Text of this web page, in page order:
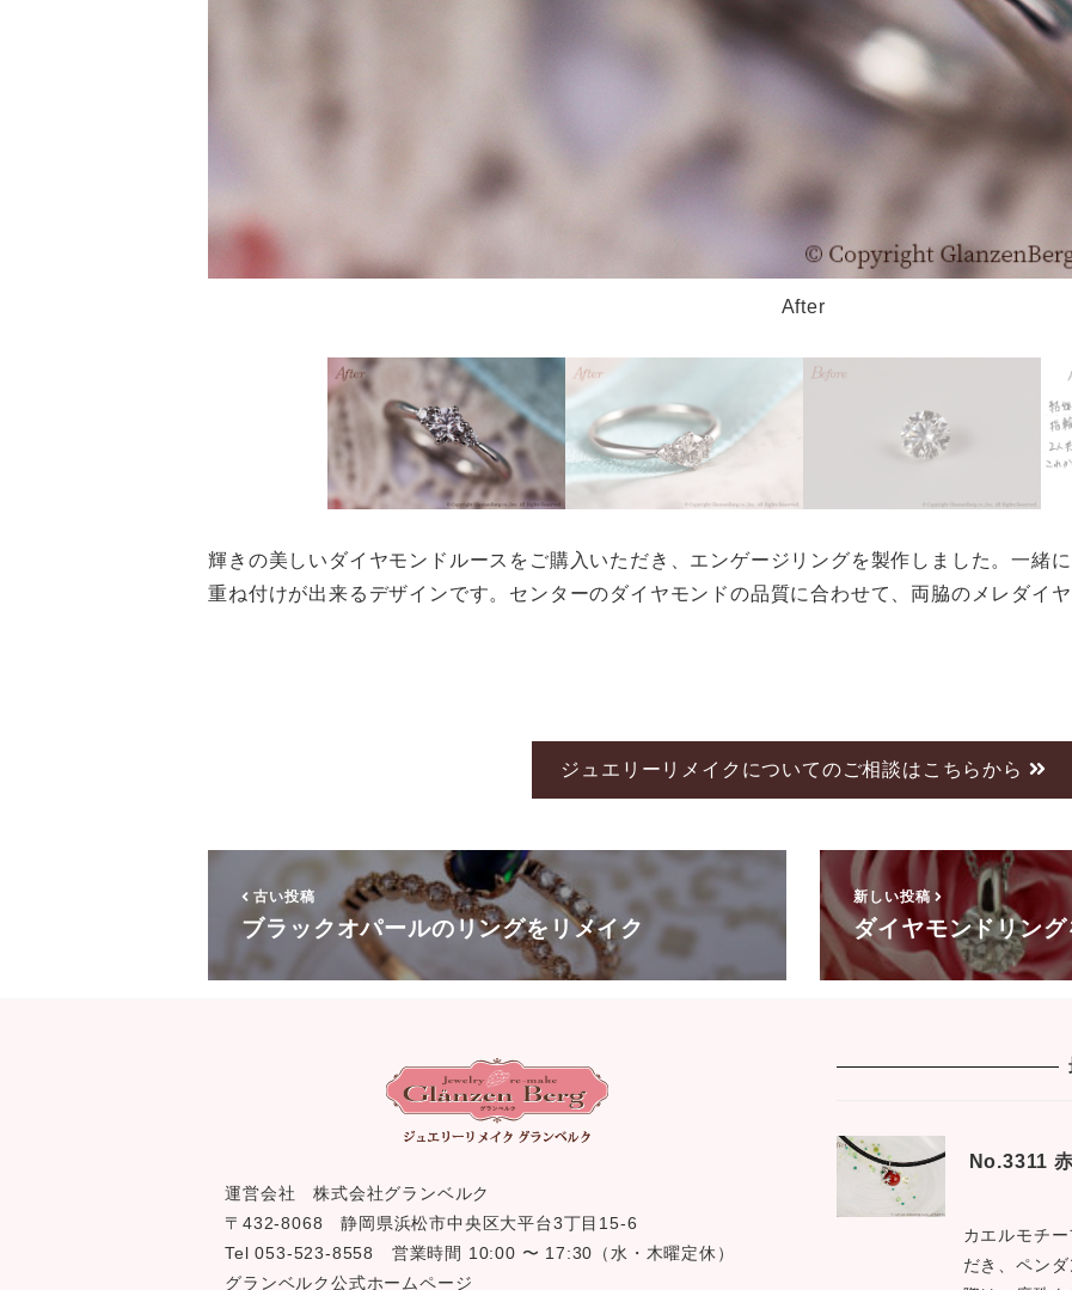
After
輝きの美しいダイヤモンドルースをご購入いただき、エンゲージリングを製作しました。一緒
重ね付けが出来るデザインです。センターのダイヤモンドの品質に合わせて、両脇のメレダイ
ジュエリーリメイクについてのご相談はこちらから
古い投稿
ブラックオパールのリングをリメイク
新しい投稿
ダイヤモンドリン
運営会社 株式会社グランベルク
〒432-8068 静岡県浜松市中央区大平台3丁目15-6
Tel 053-523-8558 営業時間 10:00 〜 17:30（水・木曜定休）
グランベルク公式ホームページ
No.3311
カエルモチ
だき、ペン